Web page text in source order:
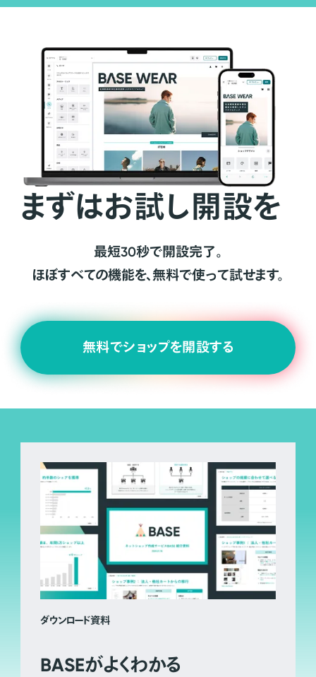
まずはお試し開設を
最短30秒で開設完了。
ほぼすべての機能を、無料で使って試せます。
無料でショップを開設する
ダウンロード資料
BASEがよくわかる